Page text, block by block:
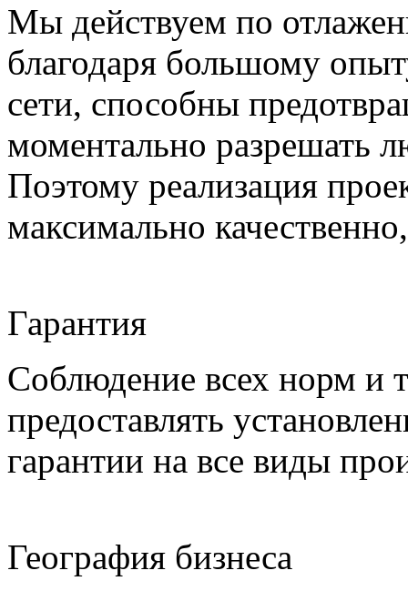
Мы действуем по
благодаря большому
сети, способны
моментально разрешать
Поэтому реализация
максимально
Гарантия
Соблюдение всех норм и
предоставлять
гарантии на все виды
География бизнеса